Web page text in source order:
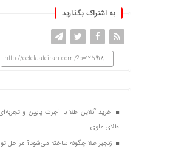
به اشتراک بگذارید
http://eetelaateiran.com/?p=125918
خرید آنلاین طلا با اجرت پایین و
طلای ماوی
زنجیر طلا چگونه ساخته می‌شود؟ مراحل